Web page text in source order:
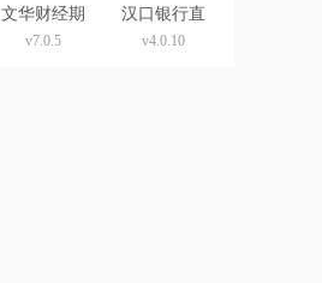
文华财经期
货app官方版
v7.0.5
汉口银行直
销银行app
v4.0.10